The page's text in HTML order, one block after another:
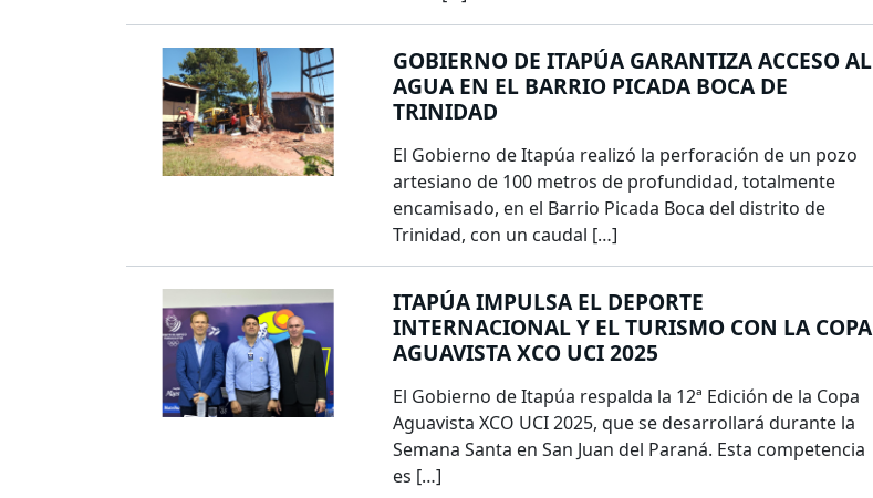
GOBIERNO DE ITAPÚA GARANTIZA ACCESO AL
AGUA EN EL BARRIO PICADA BOCA DE
TRINIDAD
El Gobierno de Itapúa realizó la perforación de un pozo
artesiano de 100 metros de profundidad, totalmente
encamisado, en el Barrio Picada Boca del distrito de
Trinidad, con un caudal […]
ITAPÚA IMPULSA EL DEPORTE
INTERNACIONAL Y EL TURISMO CON LA COPA
AGUAVISTA XCO UCI 2025
El Gobierno de Itapúa respalda la 12ª Edición de la Copa
Aguavista XCO UCI 2025, que se desarrollará durante la
Semana Santa en San Juan del Paraná. Esta competencia
es […]